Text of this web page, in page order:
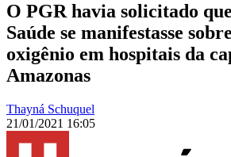
O PGR havia solicitado
Saúde se manifestasse
oxigênio em hospitais da
Amazonas
Thayná Schuquel
21/01/2021 16:05